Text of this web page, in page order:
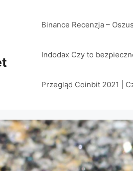
Binance Recenzja –
Indodax Czy to
Przegląd Coinbit 2021 |